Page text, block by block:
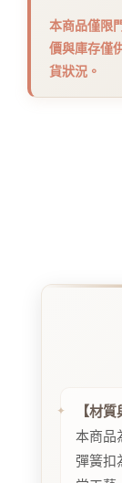
本商品僅限
價與庫存僅
貨狀況。
【材質
本商品
彈簧扣